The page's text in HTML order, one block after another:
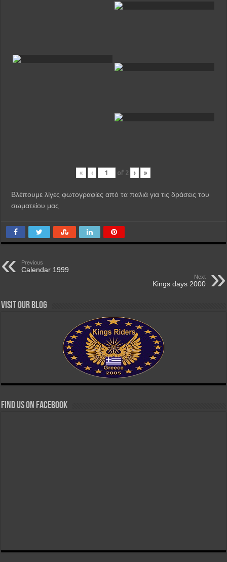
« ‹ of 2 › »
Βλέπουμε λίγες φωτογραφίες από τα παλιά για τις δράσεις του
σωματείου μας
Previous
Calendar 1999
Next
Kings days 2000
Visit our Blog
Find us on Facebook